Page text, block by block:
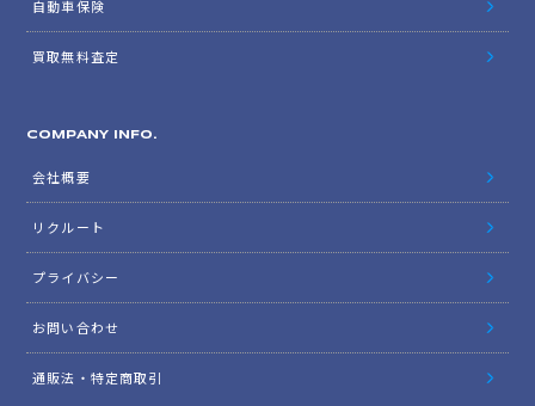
自動車保険
買取無料査定
COMPANY INFO.
会社概要
リクルート
プライバシー
お問い合わせ
通販法・特定商取引